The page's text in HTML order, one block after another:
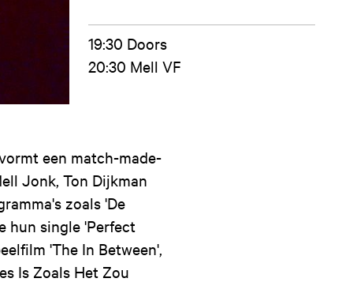
19:30 Doors
20:30 Mell VF
een match-made-
Jonk, Ton Dijkman
zoals 'De
hun single 'Perfect
'The In Between',
Is Zoals Het Zou